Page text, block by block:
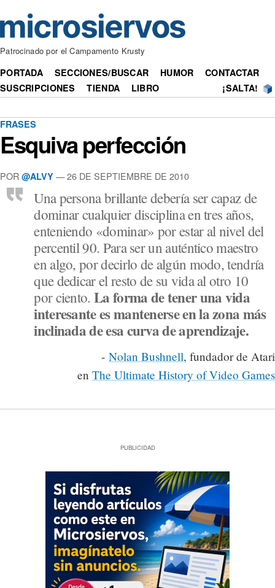
Patrocinado por el Campamento Krusty
PORTADA SECCIONES/BUSCAR HUMOR
CONTACTAR
SUSCRIPCIONES
TIENDA LIBRO ¡SALTA!
FRASES
Esquiva perfección
POR @ALVY — 26 DE SEPTIEMBRE DE 2010
Una persona brillante debería ser capaz de
dominar cualquier disciplina en tres años,
enteniendo «dominar» por estar al nivel del
percentil 90. Para ser un auténtico maestro
en algo, por decirlo de algún modo, tendría
que dedicar el resto de su vida al otro 10
por ciento. La forma de tener una vida
interesante es mantenerse en la zona más
inclinada de esa curva de aprendizaje.
- Nolan Bushnell, fundador de Atari
en The Ultimate History of Video Games
PUBLICIDAD